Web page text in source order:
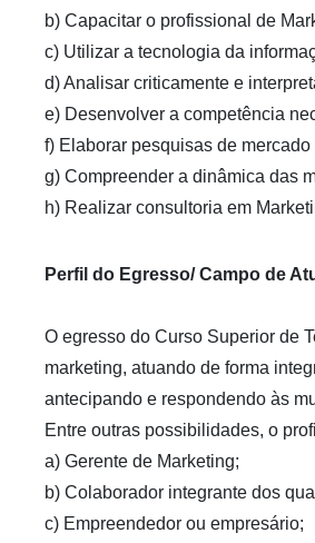
b) Capacitar o profissional de
c) Utilizar a tecnologia da
d) Analisar criticamente e
e) Desenvolver a competência
f) Elaborar pesquisas de
g) Compreender a dinâmica das
h) Realizar consultoria em
Perfil do Egresso/ Campo de
O egresso do Curso Superior de
marketing, atuando de forma
antecipando e respondendo às
Entre outras possibilidades, o
a) Gerente de Marketing;
b) Colaborador integrante dos
c) Empreendedor ou empresário;